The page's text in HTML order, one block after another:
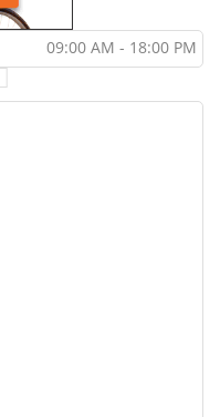
09:00 AM - 18:00 PM